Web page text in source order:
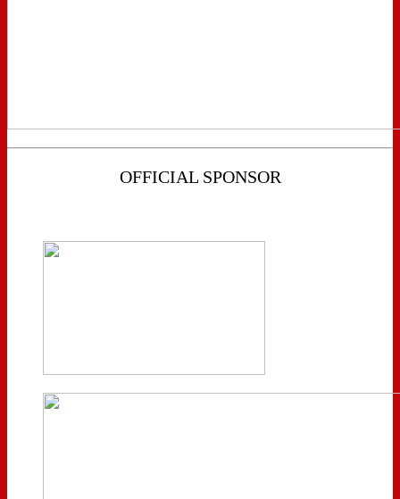
OFFICIAL SPONSOR